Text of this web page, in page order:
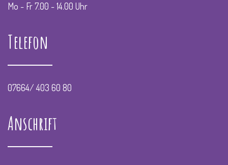
Mo - Fr 7.00 - 14.00 Uhr
Telefon
07664/ 403 60 80
Anschrift